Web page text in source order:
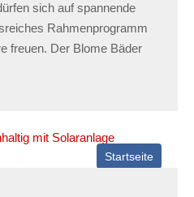
sich auf spannende
Rahmenprogramm
freuen. Der Blome Bäder
Startseite